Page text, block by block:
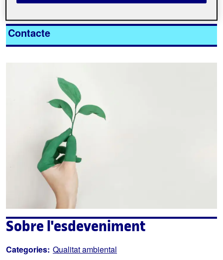
Inscriure-s'hi
Contacte
Sobre l'esdeveniment
Categories: Qualitat ambiental